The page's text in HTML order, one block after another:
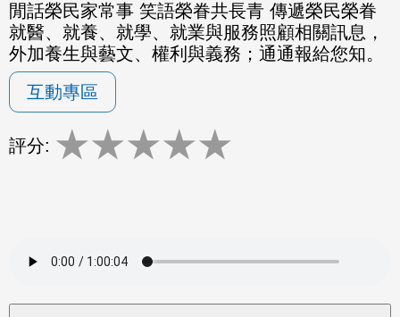
閒話榮民家常事 笑語榮眷共長青 傳遞榮民榮眷
就醫、就養、就學、就業與服務照顧相關訊息，
外加養生與藝文、權利與義務；通通報給您知。
互動專區
評分: ★★★★★